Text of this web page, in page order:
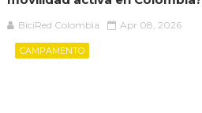
BiciRed Colombia Apr 08, 2026
CAMPAMENTO